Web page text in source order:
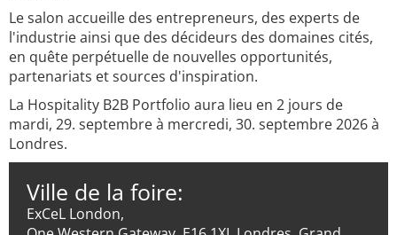
Le salon accueille des entrepreneurs, des experts de
l'industrie ainsi que des décideurs des domaines cités,
en quête perpétuelle de nouvelles opportunités,
partenariats et sources d'inspiration.
La Hospitality B2B Portfolio aura lieu en 2 jours de
mardi, 29. septembre à mercredi, 30. septembre 2026 à
Londres.
Ville de la foire:
ExCeL London,